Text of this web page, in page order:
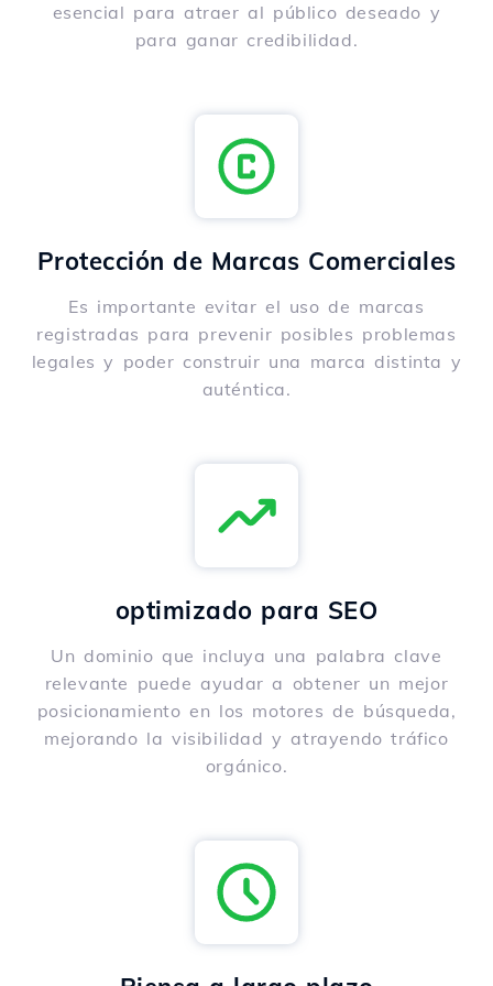
esencial para atraer al público deseado y
para ganar credibilidad.
Protección de Marcas Comerciales
Es importante evitar el uso de marcas
registradas para prevenir posibles problemas
legales y poder construir una marca distinta y
auténtica.
optimizado para SEO
Un dominio que incluya una palabra clave
relevante puede ayudar a obtener un mejor
posicionamiento en los motores de búsqueda,
mejorando la visibilidad y atrayendo tráfico
orgánico.